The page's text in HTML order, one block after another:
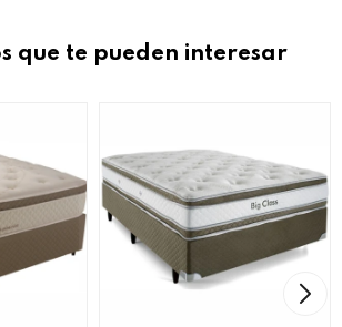
que te pueden interesar